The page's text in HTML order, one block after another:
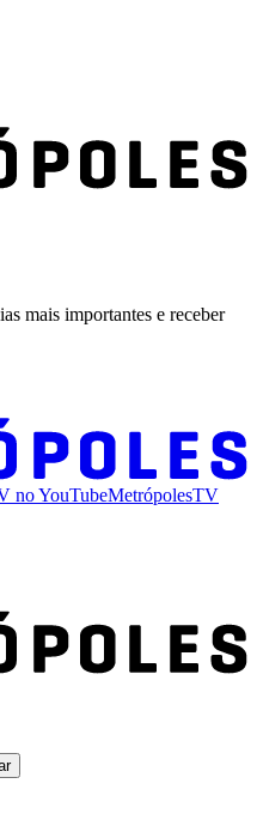
mais importantes e receber
noYouTubeMetrópolesTV